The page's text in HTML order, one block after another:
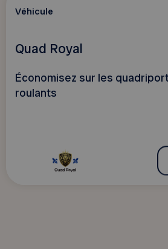
Véhicule
Quad Royal
Économisez sur les
roulants